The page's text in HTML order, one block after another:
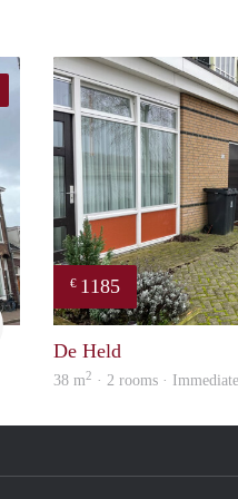
GrunoVerhuur
€ 1185
De Held
38 m2 · 2 rooms ·